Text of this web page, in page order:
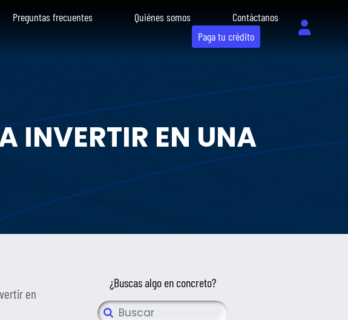
Preguntas frecuentes Quiénes somos
Contáctanos
Paga tu crédito
INVERTIR EN UNA
en
¿Buscas algo en concreto?